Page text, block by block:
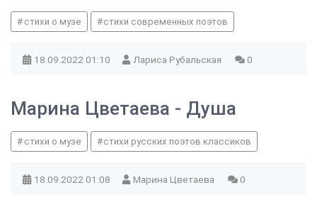
стихи о музе стихи современных поэтов
18.09.2022 01:10 Лариса Рубальская 0
Марина Цветаева - Душа
стихи о музе стихи русских поэтов классиков
18.09.2022 01:08 Марина Цветаева 0